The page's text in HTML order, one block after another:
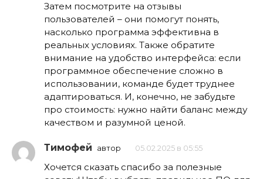
Затем посмотрите на отзывы
пользователей – они помогут понять,
насколько программа эффективна в
реальных условиях. Также обратите
внимание на удобство интерфейса: если
программное обеспечение сложно в
использовании, команде будет труднее
адаптироваться. И, конечно, не забудьте
про стоимость: нужно найти баланс между
качеством и разумной ценой.
Тимофей автор 05.02.2025 в 05:55
Хочется сказать спасибо за полезные